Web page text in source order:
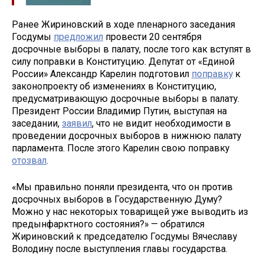
Ранее Жириновский в ходе пленарного заседания
Госдумы предложил провести 20 сентября
досрочные выборы в палату, после того как вступят в
силу поправки в Конституцию. Депутат от «Единой
России» Александр Карелин подготовил поправку к
законопроекту об изменениях в Конституцию,
предусматривающую досрочные выборы в палату.
Президент России Владимир Путин, выступая на
заседании, заявил, что не видит необходимости в
проведении досрочных выборов в нижнюю палату
парламента. После этого Карелин свою поправку
отозвал.
«Мы правильно поняли президента, что он против
досрочных выборов в Государственную Думу?
Можно у нас некоторых товарищей уже выводить из
предынфарктного состояния?» — обратился
Жириновский к председателю Госдумы Вячеславу
Володину после выступления главы государства.